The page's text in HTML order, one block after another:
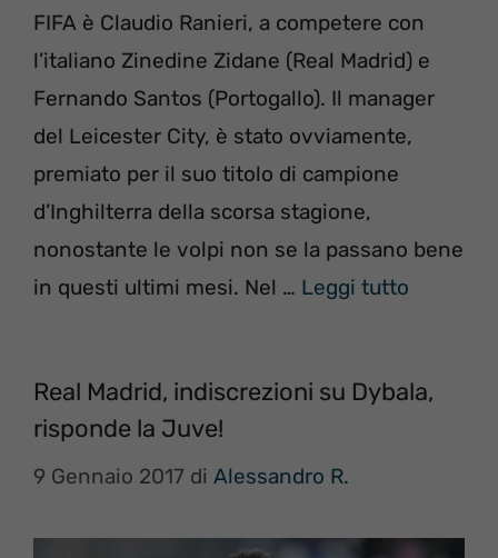
FIFA è Claudio Ranieri, a competere con
l’italiano Zinedine Zidane (Real Madrid) e
Fernando Santos (Portogallo). Il manager
del Leicester City, è stato ovviamente,
premiato per il suo titolo di campione
d’Inghilterra della scorsa stagione,
nonostante le volpi non se la passano bene
in questi ultimi mesi. Nel … Leggi tutto
Real Madrid, indiscrezioni su Dybala,
risponde la Juve!
9 Gennaio 2017 di Alessandro R.